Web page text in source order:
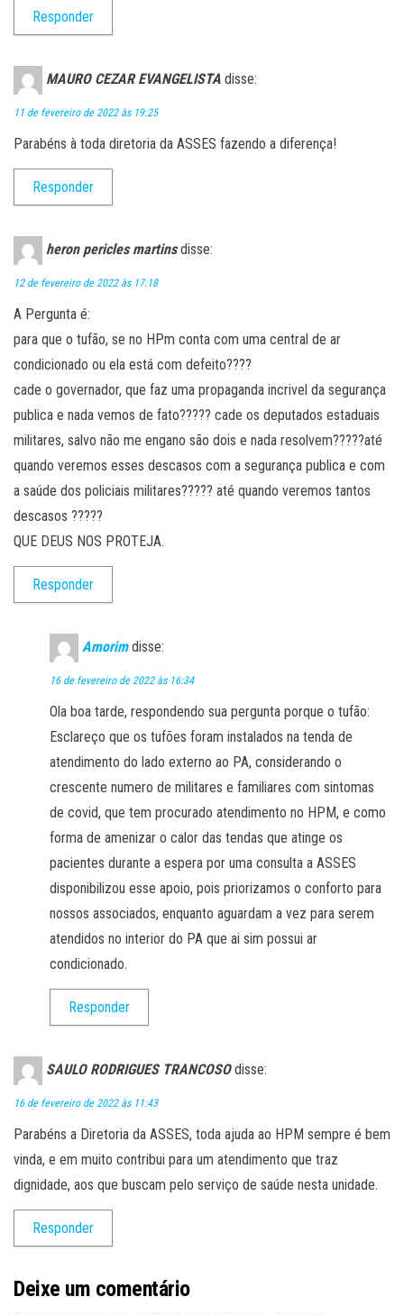
Responder
MAURO CEZAR EVANGELISTA disse:
11 de fevereiro de 2022 às 19:25
Parabéns à toda diretoria da ASSES fazendo a diferença!
Responder
heron pericles martins disse:
12 de fevereiro de 2022 às 17:18
A Pergunta é:
para que o tufão, se no HPm conta com uma central de ar
condicionado ou ela está com defeito????
cade o governador, que faz uma propaganda incrivel da segurança
publica e nada vemos de fato????? cade os deputados estaduais
militares, salvo não me engano são dois e nada resolvem?????até
quando veremos esses descasos com a segurança publica e com
a saúde dos policiais militares????? até quando veremos tantos
descasos ?????
QUE DEUS NOS PROTEJA.
Responder
Amorim disse:
16 de fevereiro de 2022 às 16:34
Ola boa tarde, respondendo sua pergunta porque o tufão:
Esclareço que os tufões foram instalados na tenda de
atendimento do lado externo ao PA, considerando o
crescente numero de militares e familiares com sintomas
de covid, que tem procurado atendimento no HPM, e como
forma de amenizar o calor das tendas que atinge os
pacientes durante a espera por uma consulta a ASSES
disponibilizou esse apoio, pois priorizamos o conforto para
nossos associados, enquanto aguardam a vez para serem
atendidos no interior do PA que ai sim possui ar
condicionado.
Responder
SAULO RODRIGUES TRANCOSO disse:
16 de fevereiro de 2022 às 11:43
Parabéns a Diretoria da ASSES, toda ajuda ao HPM sempre é bem
vinda, e em muito contribui para um atendimento que traz
dignidade, aos que buscam pelo serviço de saúde nesta unidade.
Responder
Deixe um comentário